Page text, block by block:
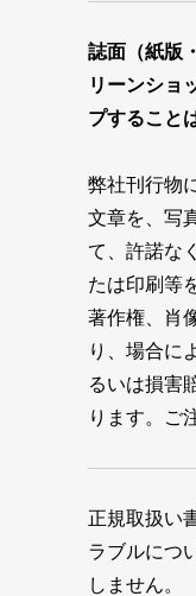
誌面（紙版
リーンショ
プすること
弊社刊行物
文章を、写
て、許諾な
たは印刷等
著作権、肖
り、場合に
るいは損害
ります。ご
正規取扱い
ラブルにつ
しません。